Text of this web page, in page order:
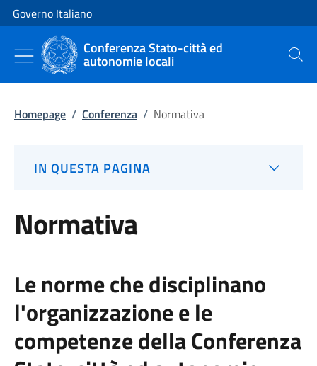
Vai al contenuto
Vai alla navigazione del sito
Governo Italiano
Conferenza Stato-città ed
autonomie locali Cerca
Homepage / Conferenza / Normativa
IN QUESTA PAGINA
Normativa
Le norme che disciplinano
l'organizzazione e le
competenze della Conferenza